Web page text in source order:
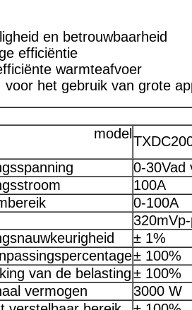
en betrouwbaarheid
efficiëntie
warmteafvoer
het gebruik van grote
model
0-30Vad
100A
0-100A
± 1%
± 100%
van de belasting± 100%
vermogen
3000 W